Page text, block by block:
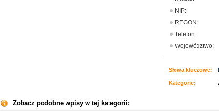
NIP:
REGON:
Telefon:
Województwo:
Słowa kluczowe:
Kategorie:
Zobacz podobne wpisy w tej kategorii: